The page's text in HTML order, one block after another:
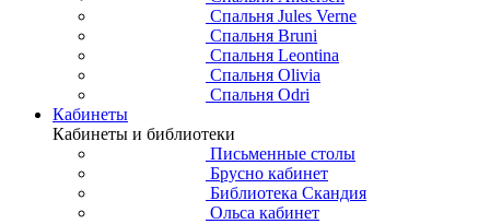
Спальня Jules Verne
Спальня Bruni
Спальня Leontina
Спальня Olivia
Спальня Odri
Кабинеты
Кабинеты и библиотеки
Письменные столы
Брусно кабинет
Библиотека Скандия
Ольса кабинет